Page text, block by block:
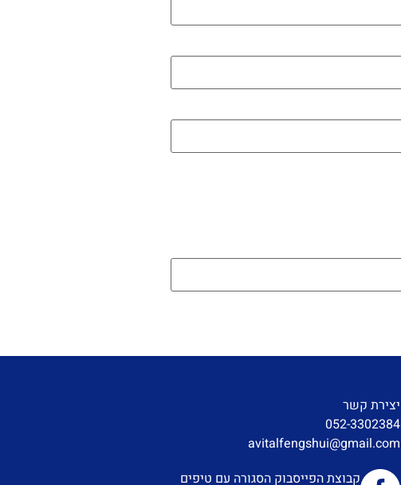
יצירת קשר
052-3302384
avitalfengshui@gmail.com
קבוצת הפייסבוק הסגורה עם טיפים